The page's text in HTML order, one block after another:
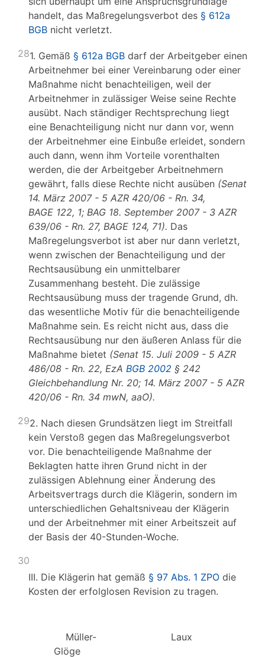
handelt, das Maßregelungsverbot des § 612a
BGB nicht verletzt.
281. Gemäß § 612a BGB darf der Arbeitgeber einen
Arbeitnehmer bei einer Vereinbarung oder einer
Maßnahme nicht benachteiligen, weil der
Arbeitnehmer in zulässiger Weise seine Rechte
ausübt. Nach ständiger Rechtsprechung liegt
eine Benachteiligung nicht nur dann vor, wenn
der Arbeitnehmer eine Einbuße erleidet, sondern
auch dann, wenn ihm Vorteile vorenthalten
werden, die der Arbeitgeber Arbeitnehmern
gewährt, falls diese Rechte nicht ausüben (Senat
14. März 2007 - 5 AZR 420/06 - Rn. 34,
BAGE 122, 1; BAG 18. September 2007 - 3 AZR
639/06 - Rn. 27, BAGE 124, 71). Das
Maßregelungsverbot ist aber nur dann verletzt,
wenn zwischen der Benachteiligung und der
Rechtsausübung ein unmittelbarer
Zusammenhang besteht. Die zulässige
Rechtsausübung muss der tragende Grund, dh.
das wesentliche Motiv für die benachteiligende
Maßnahme sein. Es reicht nicht aus, dass die
Rechtsausübung nur den äußeren Anlass für die
Maßnahme bietet (Senat 15. Juli 2009 - 5 AZR
486/08 - Rn. 22, EzA BGB 2002 § 242
Gleichbehandlung Nr. 20; 14. März 2007 - 5 AZR
420/06 - Rn. 34 mwN, aaO).
292. Nach diesen Grundsätzen liegt im Streitfall
kein Verstoß gegen das Maßregelungsverbot
vor. Die benachteiligende Maßnahme der
Beklagten hatte ihren Grund nicht in der
zulässigen Ablehnung einer Änderung des
Arbeitsvertrags durch die Klägerin, sondern im
unterschiedlichen Gehaltsniveau der Klägerin
und der Arbeitnehmer mit einer Arbeitszeit auf
der Basis der 40-Stunden-Woche.
30
III. Die Klägerin hat gemäß § 97 Abs. 1 ZPO die
Kosten der erfolglosen Revision zu tragen.
Müller-
Glöge
Laux